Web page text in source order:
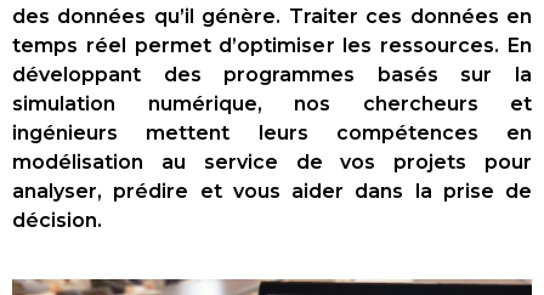
des données qu’il génère. Traiter ces données en
temps réel permet d’optimiser les ressources. En
développant des programmes basés sur la
simulation numérique, nos chercheurs et
ingénieurs mettent leurs compétences en
modélisation au service de vos projets pour
analyser, prédire et vous aider dans la prise de
décision.